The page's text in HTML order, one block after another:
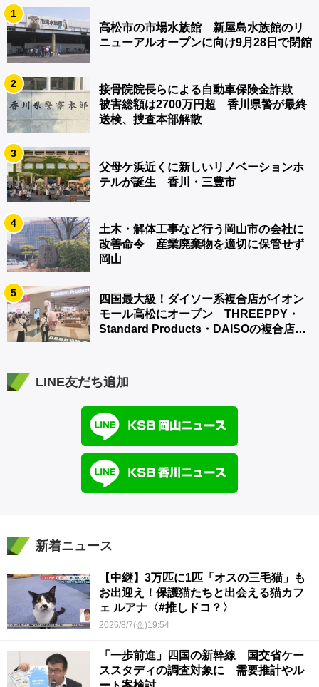
1
高松市の市場水族館 新屋島水族館のリ
ニューアルオープンに向け9月28日で閉館
2
接骨院院長らによる自動車保険金詐欺
被害総額は2700万円超 香川県警が最終
送検、捜査本部解散
3
父母ケ浜近くに新しいリノベーションホ
テルが誕生 香川・三豊市
4
土木・解体工事など行う岡山市の会社に
改善命令 産業廃棄物を適切に保管せず
岡山
5
四国最大級！ダイソー系複合店がイオン
モール高松にオープン THREEPPY・
Standard Products・DAISOの複合店は
LINE友だち追加
新着ニュース
【中継】3万匹に1匹「オスの三毛猫」も
お出迎え！保護猫たちと出会える猫カフ
ェ ルアナ〈#推しドコ？〉
2026/8/7(金)19:54
「一歩前進」四国の新幹線 国交省ケー
ススタディの調査対象に 需要推計やル